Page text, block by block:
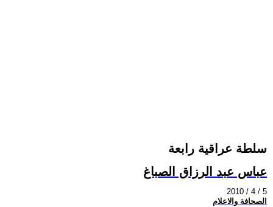
سلطة عراقية رابعة
عباس عبد الرزاق الصباغ
2010 / 4 / 5
الصحافة والاعلام